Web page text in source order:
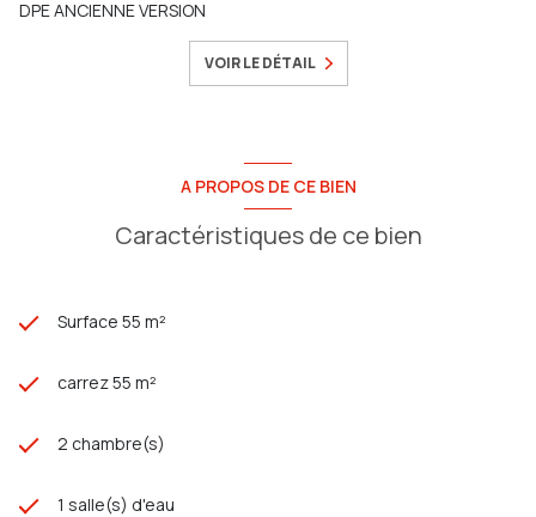
DPE ANCIENNE VERSION
VOIR LE DÉTAIL
A PROPOS DE CE BIEN
Caractéristiques de ce bien
Surface 55 m²
carrez 55 m²
2 chambre(s)
1 salle(s) d'eau